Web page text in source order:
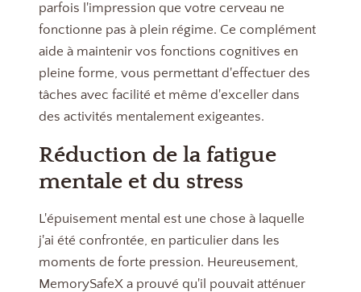
parfois l'impression que votre cerveau ne
fonctionne pas à plein régime. Ce complément
aide à maintenir vos fonctions cognitives en
pleine forme, vous permettant d'effectuer des
tâches avec facilité et même d'exceller dans
des activités mentalement exigeantes.
Réduction de la fatigue
mentale et du stress
L'épuisement mental est une chose à laquelle
j'ai été confrontée, en particulier dans les
moments de forte pression. Heureusement,
MemorySafeX a prouvé qu'il pouvait atténuer